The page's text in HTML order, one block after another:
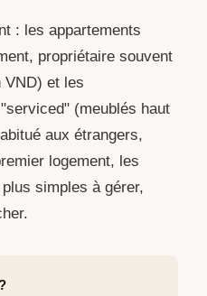
: les appartements
propriétaire souvent
VND) et les
(meublés haut
aux étrangers,
logement, les
simples à gérer,